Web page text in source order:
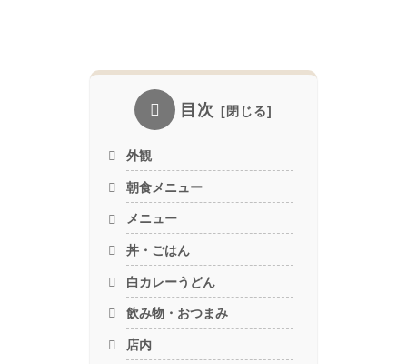
目次
外観
朝食メニュー
メニュー
丼・ごはん
白カレーうどん
飲み物・おつまみ
店内